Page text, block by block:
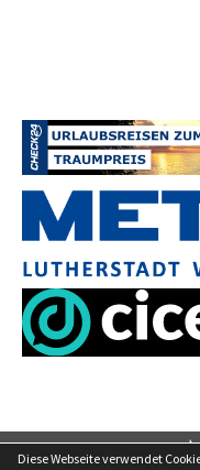
Diese Webseite verwendet